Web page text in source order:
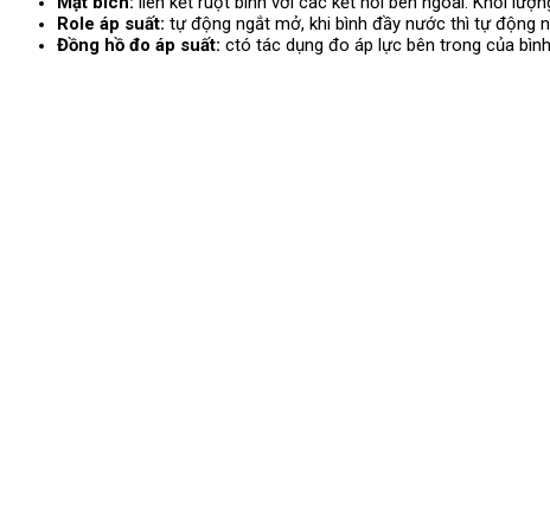
Role áp suất: tự động ngắt mở, khi bình đầy nước thì tự động
Đồng hồ đo áp suất: ctó tác dụng đo áp lực bên trong của